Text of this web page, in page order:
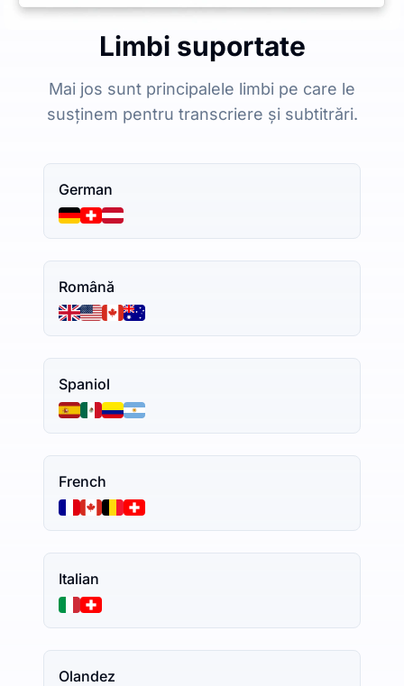
Limbi suportate
Mai jos sunt principalele limbi pe care le
susținem pentru transcriere și subtitrări.
German
Română
Spaniol
French
Italian
Olandez